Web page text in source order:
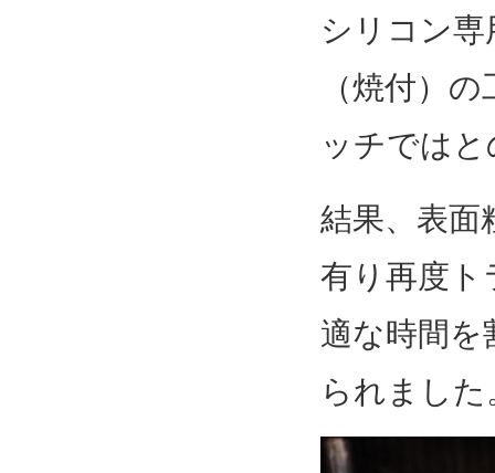
シリコン
（焼付）
ッチでは
結果、表面
有り再度ト
適な時間を
られました